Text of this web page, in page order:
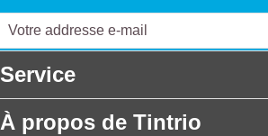
Service
À propos de Tintrio